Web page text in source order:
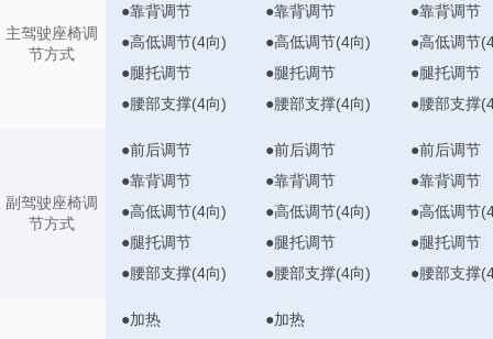
主驾驶座椅调
节方式
副驾驶座椅调
节方式
●靠背调节
●高低调节(4向)
●腿托调节
●腰部支撑(4向)
●靠背调节
●高低调节(4向)
●腿托调节
●腰部支撑(4向)
●靠背调节
●高低调节
●腿托调节
●腰部支撑
●前后调节
●靠背调节
●高低调节(4向)
●腿托调节
●腰部支撑(4向)
●前后调节
●靠背调节
●高低调节(4向)
●腿托调节
●腰部支撑(4向)
●前后调节
●靠背调节
●高低调节
●腿托调节
●腰部支撑
●加热
●加热